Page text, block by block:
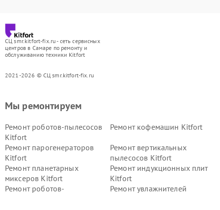
СЦ smr.kitfort-fix.ru - сеть сервисных
центров в Самаре по ремонту и
обслуживанию техники Kitfort
2021-2026 © СЦ smr.kitfort-fix.ru
Мы ремонтируем
Ремонт роботов-пылесосов
Kitfort
Ремонт кофемашин Kitfort
Ремонт парогенераторов
Kitfort
Ремонт вертикальных
пылесосов Kitfort
Ремонт планетарных
миксеров Kitfort
Ремонт индукционных плит
Kitfort
Ремонт роботов-
Ремонт увлажнителей